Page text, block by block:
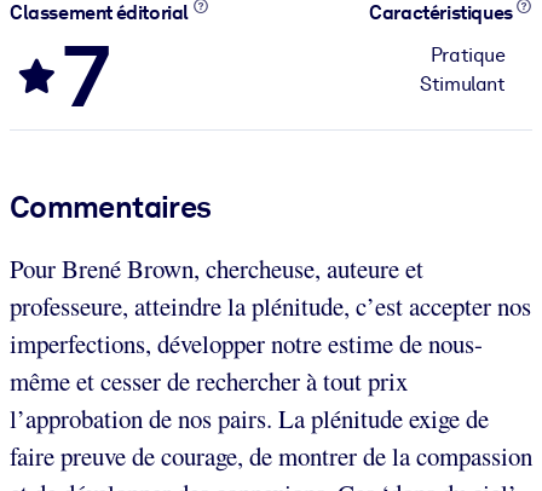
Classement éditorial
7
Caractéristiques
Pratique
Stimulant
Commentaires
Pour Brené Brown, chercheuse, auteure et
professeure, atteindre la plénitude, c’est accepter nos
imperfections, développer notre estime de nous-
même et cesser de rechercher à tout prix
l’approbation de nos pairs. La plénitude exige de
faire preuve de courage, de montrer de la compassion